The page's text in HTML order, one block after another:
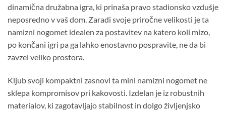
dinamična družabna igra, ki prinaša pravo stadionsko vzdušje
neposredno v vaš dom. Zaradi svoje priročne velikosti je ta
namizni nogomet idealen za postavitev na katero koli mizo,
po končani igri pa ga lahko enostavno pospravite, ne da bi
zavzel veliko prostora.
Kljub svoji kompaktni zasnovi ta mini namizni nogomet ne
sklepa kompromisov pri kakovosti. Izdelan je iz robustnih
materialov, ki zagotavljajo stabilnost in dolgo življenjsko